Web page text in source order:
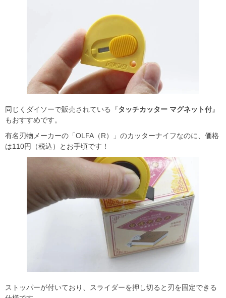
同じくダイソーで販売されている『タッチカッター マグネット付』
もおすすめです。
有名刃物メーカーの「OLFA（R）」のカッターナイフなのに、価格
は110円（税込）とお手頃です！
ストッパーが付いており、スライダーを押し切ると刃を固定できる